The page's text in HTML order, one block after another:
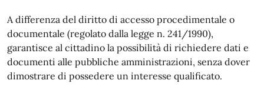
A differenza del diritto di accesso procedimentale o
documentale (regolato dalla legge n. 241/1990),
garantisce al cittadino la possibilità di richiedere dati e
documenti alle pubbliche amministrazioni, senza dover
dimostrare di possedere un interesse qualificato.